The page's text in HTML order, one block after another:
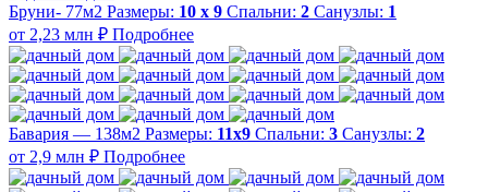
Бруни- 77м2 Размеры: 10 х 9 Спальни: 2 Санузлы: 1
от 2,23 млн ₽ Подробнее
Бавария — 138м2 Размеры: 11х9 Спальни: 3 Санузлы: 2
от 2,9 млн ₽ Подробнее